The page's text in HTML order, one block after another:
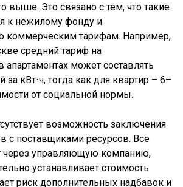
выше. Это связано с тем, что такие
к нежилому фонду и
коммерческим тарифам. Например,
средний тариф на
апартаментах может составлять
за кВт⋅ч, тогда как для квартир – 6–
от социальной нормы.
возможность заключения
с поставщиками ресурсов. Все
через управляющую компанию,
устанавливает стоимость
риск дополнительных надбавок и